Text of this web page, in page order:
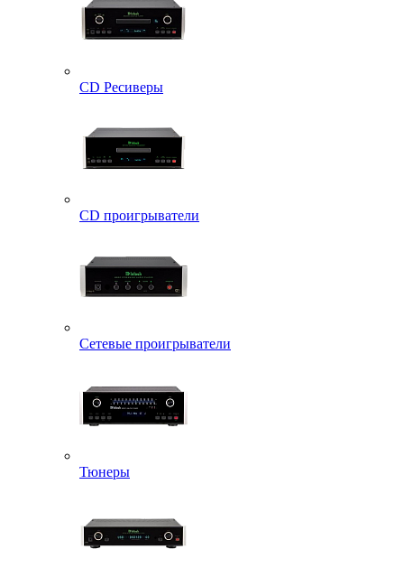
CD Ресиверы
CD проигрыватели
Сетевые проигрыватели
Тюнеры